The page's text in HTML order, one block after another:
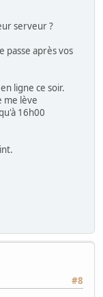
serveur ?
passe après vos
ligne ce soir.
me lève
16h00
#8